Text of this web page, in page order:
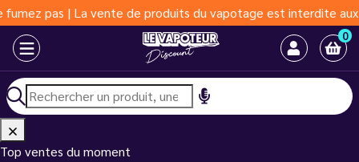
| La vente de produits du vapotage est interdite aux moins
0
Top ventes du moment